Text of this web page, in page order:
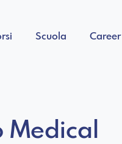
Scuola Career
Medical